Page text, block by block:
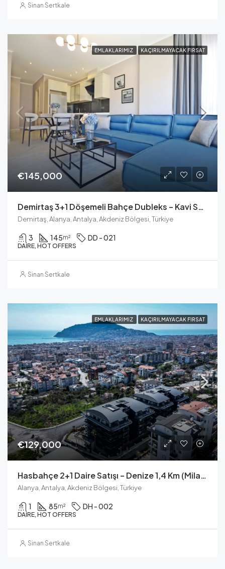
Sinan Sertkale
EMLAKLARIMIZ KAÇIRILMAYACAK FIRSAT
€145,000
Demirtaş 3+1 Döşemeli Bahçe Dubleks – Kavi Skyland Konut
Demirtaş, Alanya, Antalya, Akdeniz Bölgesi, Türkiye
3 145m² DD - 021
DAIRE, HOT OFFERS
Sinan Sertkale
EMLAKLARIMIZ KAÇIRILMAYACAK FIRSAT
€129,000
Hasbahçe 2+1 Daire Satışı – Denize 1,4 Km (Milano VIP 1)
Alanya, Antalya, Akdeniz Bölgesi, Türkiye
1 85m² DH - 002
DAIRE, HOT OFFERS
Sinan Sertkale